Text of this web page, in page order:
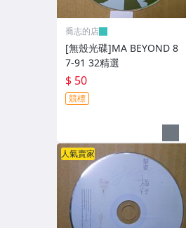
喬志的店
[無殼光碟]MA BEYOND 8
7-91 32精選
$ 50
競標
人氣賣家